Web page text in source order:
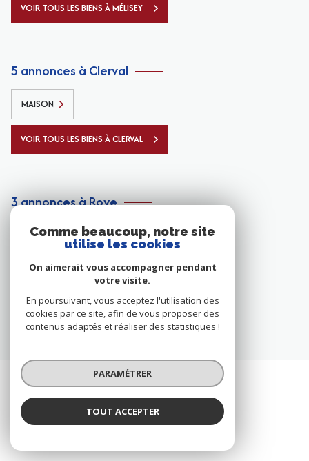
VOIR TOUS LES BIENS À MÉLISEY
5 annonces à Clerval
MAISON
VOIR TOUS LES BIENS À CLERVAL
3 annonces à Roye
MAISON
VOIR TOUS LES BIENS À ROYE
Comme beaucoup, notre site
utilise les cookies
On aimerait vous accompagner pendant
votre visite.
En poursuivant, vous acceptez l'utilisation des
cookies par ce site, afin de vous proposer des
contenus adaptés et réaliser des statistiques !
PARAMÉTRER
TOUT ACCEPTER